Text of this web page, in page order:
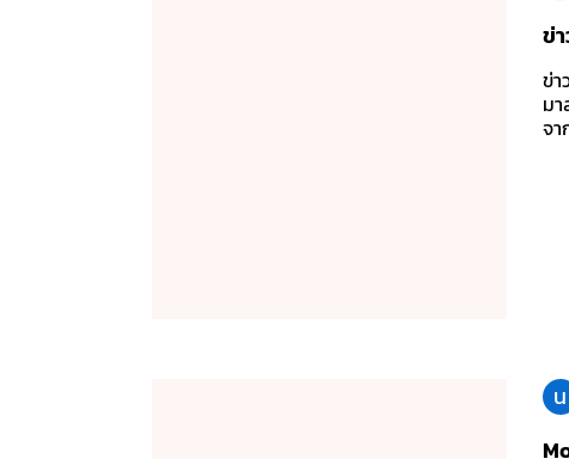
ข่
ข่า
ม
จา
น